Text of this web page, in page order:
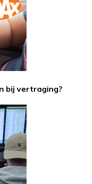
bij vertraging?